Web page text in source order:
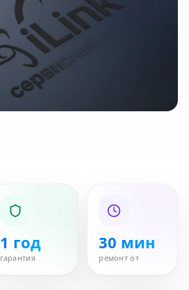
1 год
гарантия
30 мин
ремонт от